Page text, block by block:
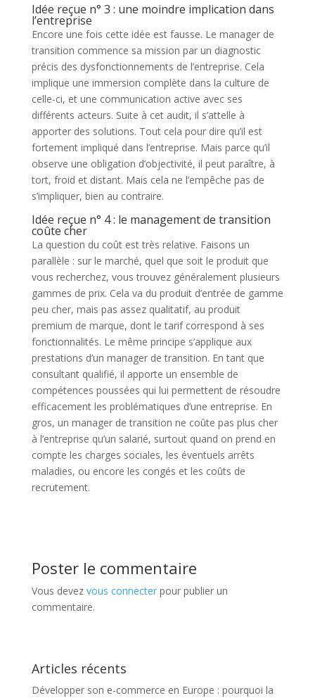
Idée reçue n° 3 : une moindre implication dans
l’entreprise
Encore une fois cette idée est fausse. Le manager de
transition commence sa mission par un diagnostic
précis des dysfonctionnements de l’entreprise. Cela
implique une immersion complète dans la culture de
celle-ci, et une communication active avec ses
différents acteurs. Suite à cet audit, il s’attelle à
apporter des solutions. Tout cela pour dire qu’il est
fortement impliqué dans l’entreprise. Mais parce qu’il
observe une obligation d’objectivité, il peut paraître, à
tort, froid et distant. Mais cela ne l’empêche pas de
s’impliquer, bien au contraire.
Idée reçue n° 4 : le management de transition
coûte cher
La question du coût est très relative. Faisons un
parallèle : sur le marché, quel que soit le produit que
vous recherchez, vous trouvez généralement plusieurs
gammes de prix. Cela va du produit d’entrée de gamme
peu cher, mais pas assez qualitatif, au produit
premium de marque, dont le tarif correspond à ses
fonctionnalités. Le même principe s’applique aux
prestations d’un manager de transition. En tant que
consultant qualifié, il apporte un ensemble de
compétences poussées qui lui permettent de résoudre
efficacement les problématiques d’une entreprise. En
gros, un manager de transition ne coûte pas plus cher
à l’entreprise qu’un salarié, surtout quand on prend en
compte les charges sociales, les éventuels arrêts
maladies, ou encore les congés et les coûts de
recrutement.
Poster le commentaire
Vous devez vous connecterpour publier un
commentaire.
Articles récents
Développer son e-commerce en Europe : pourquoi la